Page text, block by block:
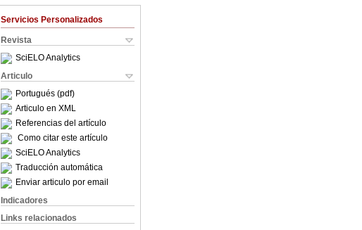
Servicios Personalizados
Revista
SciELO Analytics
Articulo
Portugués (pdf)
Articulo en XML
Referencias del artículo
Como citar este artículo
SciELO Analytics
Traducción automática
Enviar articulo por email
Indicadores
Links relacionados